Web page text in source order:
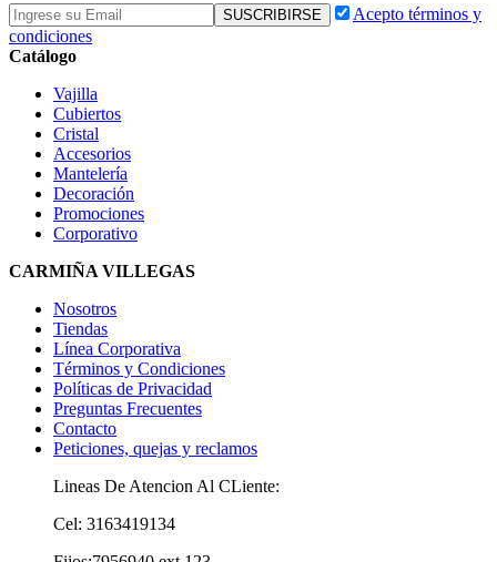
Acepto términos y
condiciones
Catálogo
Vajilla
Cubiertos
Cristal
Accesorios
Mantelería
Decoración
Promociones
Corporativo
CARMIÑA VILLEGAS
Nosotros
Tiendas
Línea Corporativa
Términos y Condiciones
Políticas de Privacidad
Preguntas Frecuentes
Contacto
Peticiones, quejas y reclamos
Lineas De Atencion Al CLiente:
Cel: 3163419134